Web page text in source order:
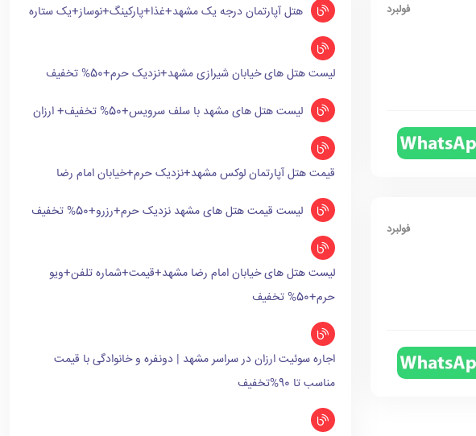
فولبرد
فولبرد
هتل آپارتمان درجه یک مشهد+غذا+پارکینگ+نوساز+یک ستاره
لیست هتل های خیابان شیرازی مشهد+نزدیک حرم+50% تخفیف
لیست هتل های مشهد با سلف سرویس+50% تخفیف+ ارزان
قیمت هتل آپارتمان لوکس مشهد+نزدیک حرم+خیابان امام رضا
لیست قیمت هتل های مشهد نزدیک حرم+رزرو+50% تخفیف
لیست هتل های خیابان امام رضا مشهد+قیمت+شماره تلفن+ویو
حرم+50% تخفیف
اجاره سوئیت ارزان در سراسر مشهد | دونفره و خانوادگی با قیمت
مناسب تا 90%تخفیف